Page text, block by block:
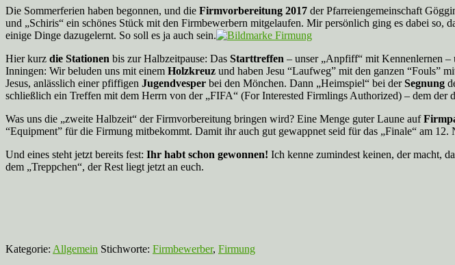
Die Sommerferien haben begonnen, und die Firmvorbereitung 2017 der Pfarreiengemeinschaft
und „Schiris“ ein schönes Stück mit den Firmbewerbern mitgelaufen. Mir persönlich ging es dabei
einige Dinge dazugelernt. So soll es ja auch sein.
Hier kurz die Stationen bis zur Halbzeitpause: Das Starttreffen – unser „Anpfiff“ mit Kennenlernen –
Inningen: Wir beluden uns mit einem Holzkreuz und haben Jesu “Laufweg” mit den ganzen “Fouls”
Jesus, anlässlich einer pfiffigen Jugendvesper bei den Mönchen. Dann „Heimspiel“ bei derSegnung
schließlich ein Treffen mit dem Herrn von der „FIFA“ (For Interested Firmlings Authorized) – dem der
Was uns die „zweite Halbzeit“ der Firmvorbereitung bringen wird? Eine Menge guter Laune auf
“Equipment” für die Firmung mitbekommt. Damit ihr auch gut gewappnet seid für das „Finale“ am 12.
Und eines steht jetzt bereits fest: Ihr habt schon gewonnen! Ich kenne zumindest keinen, der macht,
dem „Treppchen“, der Rest liegt jetzt an euch.
Kategorie: Allgemein Stichworte: Firmbewerber, Firmung